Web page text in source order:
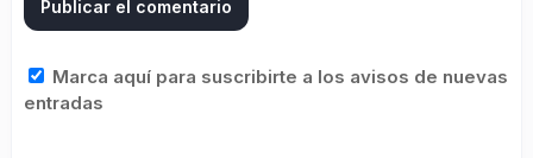
Marca aquí para suscribirte a los avisos de nuevas
entradas